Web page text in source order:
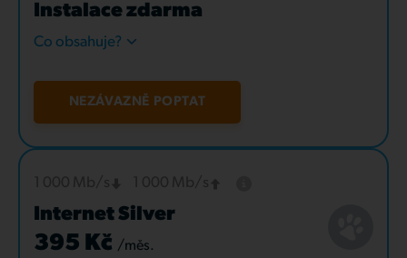
Instalace zdarma
Co obsahuje?
NEZÁVAZNĚ POPTAT
Internet Silver
395 Kč /měs.